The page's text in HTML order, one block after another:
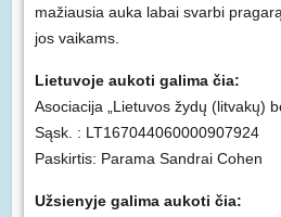
mažiausia auka labai svarbi
jos vaikams.
Lietuvoje aukoti galima čia:
Asociacija „Lietuvos žydų (litvakų)
Sąsk. : LT167044060000907924
Paskirtis: Parama Sandrai Cohen
Užsienyje galima aukoti čia: